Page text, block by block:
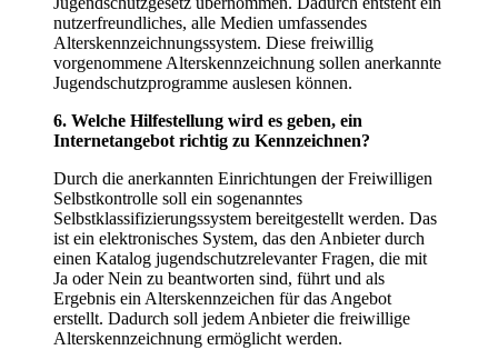
nutzerfreundliches, alle Medien umfassendes
Alterskennzeichnungssystem. Diese freiwillig
vorgenommene Alterskennzeichnung sollen anerkannte
Jugendschutzprogramme auslesen können.
6. Welche Hilfestellung wird es geben, ein
Internetangebot richtig zu Kennzeichnen?
Durch die anerkannten Einrichtungen der Freiwilligen
Selbstkontrolle soll ein sogenanntes
Selbstklassifizierungssystem bereitgestellt werden. Das
ist ein elektronisches System, das den Anbieter durch
einen Katalog jugendschutzrelevanter Fragen, die mit
Ja oder Nein zu beantworten sind, führt und als
Ergebnis ein Alterskennzeichen für das Angebot
erstellt. Dadurch soll jedem Anbieter die freiwillige
Alterskennzeichnung ermöglicht werden.